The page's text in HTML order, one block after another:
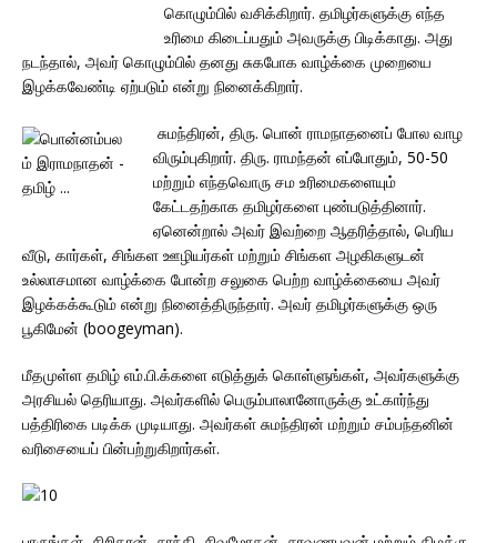
கொழும்பில் வசிக்கிறார். தமிழர்களுக்கு எந்த
உரிமை கிடைப்பதும் அவருக்கு பிடிக்காது. அது
நடந்தால், அவர் கொழும்பில் தனது சுகபோக வாழ்க்கை முறையை
இழக்கவேண்டி ஏற்படும் என்று நினைக்கிறார்.
சுமந்திரன், திரு. பொன் ராமநாதனைப் போல வாழ
விரும்புகிறார். திரு. ராமந்தன் எப்போதும், 50-50
மற்றும் எந்தவொரு சம உரிமைகளையும்
கேட்டதற்காக தமிழர்களை புண்படுத்தினார்.
ஏனென்றால் அவர் இவற்றை ஆதரித்தால், பெரிய
வீடு, கார்கள், சிங்கள ஊழியர்கள் மற்றும் சிங்கள அழகிகளுடன்
உல்லாசமான வாழ்க்கை போன்ற சலுகை பெற்ற வாழ்க்கையை அவர்
இழக்கக்கூடும் என்று நினைத்திருந்தார். அவர் தமிழர்களுக்கு ஒரு
பூகிமேன் (boogeyman).
மீதமுள்ள தமிழ் எம்.பி.க்களை எடுத்துக் கொள்ளுங்கள், அவர்களுக்கு
அரசியல் தெரியாது. அவர்களில் பெரும்பாலானோருக்கு உட்கார்ந்து
பத்திரிகை படிக்க முடியாது. அவர்கள் சுமந்திரன் மற்றும் சம்பந்தனின்
வரிசையைப் பின்பற்றுகிறார்கள்.